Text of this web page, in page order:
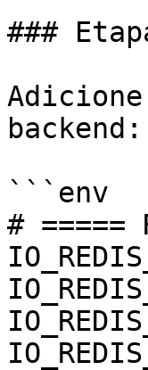
###
backend:
```env
#